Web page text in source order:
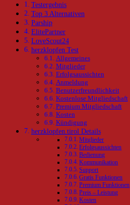
Testergebnis
Top 3 Alternativen
Parship
ElitePartner
LoveScout24
herzklopfen Test
Allgemeines
Mitglieder
Erfolgsaussichten
Anmeldung
Benutzerfreundlichkeit
Kostenlose Mitgliedschaft
Premium Mitgliedschaft
Kosten
Kündigung
herzklopfen.tirol Details
Mitglieder
Erfolgsaussichten
Bedienung
Kommunikation
Support
Gratis Funktionen
Premium Funktionen
Preis – Leistung
Kosten